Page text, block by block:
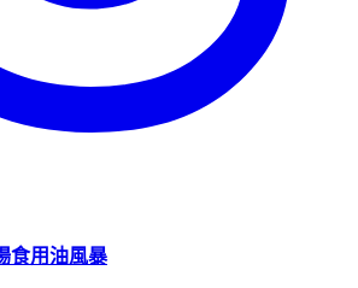
食用油風暴